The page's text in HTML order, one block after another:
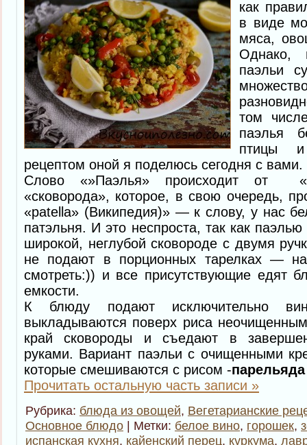
как
в виде
мяса,
Однако,
паэльи
том
паэлья
птицы
рецептом оной я поделюсь сегодня с вами.
Слово «»Паэлья» происходит от
«сковорода», которое, в свою очередь,
«patella» (Википедия)» — к слову, у нас
патэльня. И это неспроста, так как
широкой, неглубой сковороде с двумя
не подают в порционных тарелках —
смотреть:)) и все присутствующие едят
емкости.
К блюду подают исключительно
выкладываются поверх риса
край сковороды и съедают в
руками. Вариант паэльи с очищенными
которые смешиваются с рисом -парельяда
Прочитать остальную часть записи »
Рубрика: блюда из овощей, Вегетарианские
Основное блюдо | Метки: белое вино, горошек,
испанская кухня, кайенский перец, куркума,